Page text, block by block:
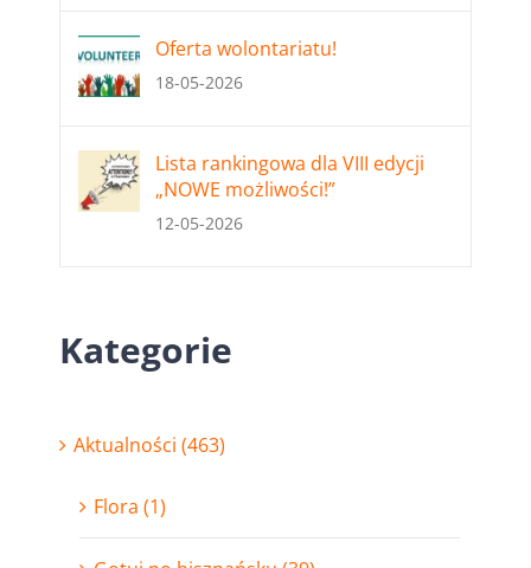
Oferta wolontariatu!
18-05-2026
Lista rankingowa dla VIII edycji
„NOWE możliwości!”
12-05-2026
Kategorie
Aktualności (463)
Flora (1)